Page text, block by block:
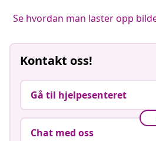
Se hvordan man laster opp
Kontakt oss!
Gå til hjelpesenteret
Chat med oss